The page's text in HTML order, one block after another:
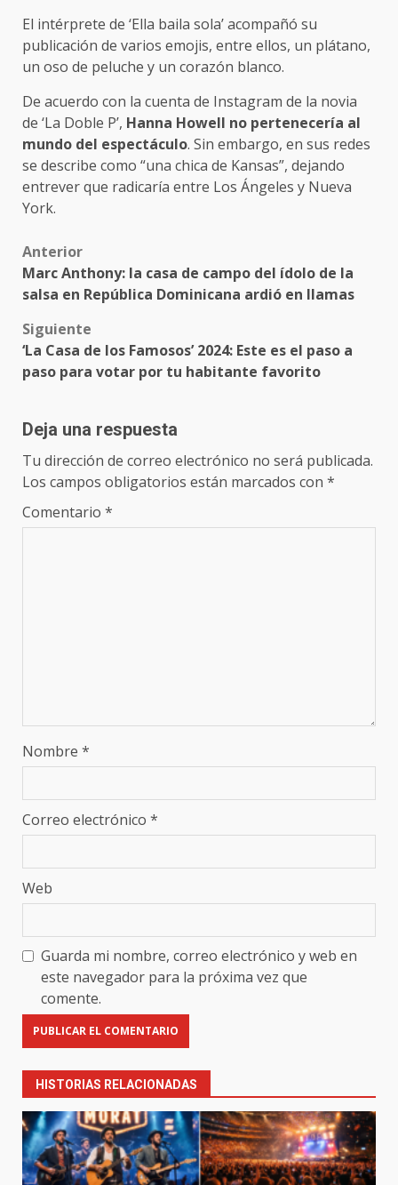
El intérprete de ‘Ella baila sola’ acompañó su
publicación de varios emojis, entre ellos, un plátano,
un oso de peluche y un corazón blanco.
De acuerdo con la cuenta de Instagram de la novia
de ‘La Doble P’, Hanna Howell no pertenecería al
mundo del espectáculo. Sin embargo, en sus redes
se describe como “una chica de Kansas”, dejando
entrever que radicaría entre Los Ángeles y Nueva
York.
Post
navigation
Anterior
Marc Anthony: la casa de campo del ídolo de la
salsa en República Dominicana ardió en llamas
Siguiente
‘La Casa de los Famosos’ 2024: Este es el paso a
paso para votar por tu habitante favorito
Deja una respuesta
Tu dirección de correo electrónico no será publicada.
Los campos obligatorios están marcados con *
Comentario *
Nombre *
Correo electrónico *
Web
Guarda mi nombre, correo electrónico y web en
este navegador para la próxima vez que
comente.
HISTORIAS RELACIONADAS